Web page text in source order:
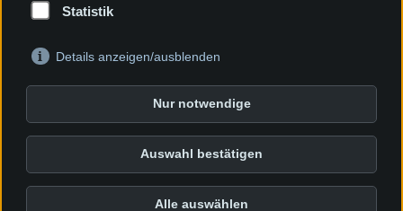
Kontakt für Ihr Gebiet
Karriere
Statistik
Details anzeigen/ausblenden
Nur notwendige
Auswahl bestätigen
Alle auswählen